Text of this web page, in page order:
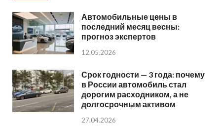
Автомобильные цены в
последний месяц весны:
прогноз экспертов
12.05.2026
Срок годности — 3 года: почему
в России автомобиль стал
дорогим расходником, а не
долгосрочным активом
27.04.2026